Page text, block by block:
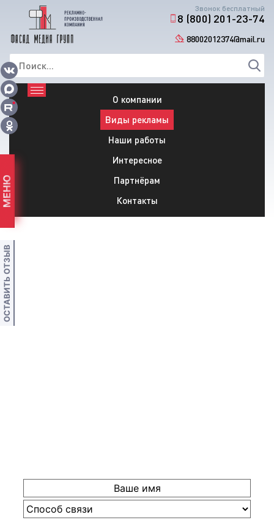
Звонок бесплатный
8 (800) 201-23-74
88002012374@mail.ru
О компании
Виды рекламы
Наши работы
Интересное
Партнёрам
Контакты
МЕНЮ
ОСТАВИТЬ ОТЗЫВ